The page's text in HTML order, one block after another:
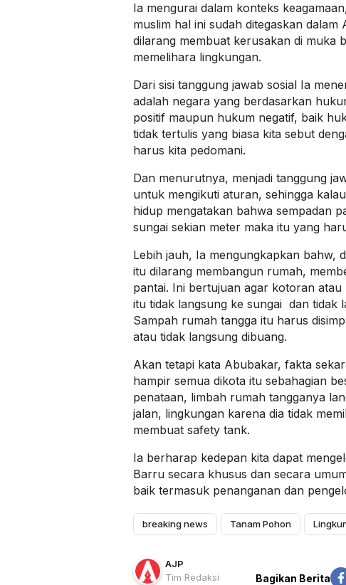
Ia mengurai dalam konteks
muslim hal ini sudah ditegaskan dalam
dilarang membuat kerusakan di muka
memelihara lingkungan.
Dari sisi tanggung jawab sosial Ia
adalah negara yang berdasarkan
positif maupun hukum negatif, baik
tidak tertulis yang biasa kita sebut
harus kita pedomani.
Dan menurutnya, menjadi tanggung
untuk mengikuti aturan, sehingga
hidup mengatakan bahwa sempadan
sungai sekian meter maka itu yang
Lebih jauh, Ia mengungkapkan bahw,
itu dilarang membangun rumah,
pantai. Ini bertujuan agar kotoran
itu tidak langsung ke sungai dan tidak
Sampah rumah tangga itu harus
atau tidak langsung dibuang.
Akan tetapi kata Abubakar, fakta
hampir semua dikota itu sebahagian
penataan, limbah rumah tangganya
jalan, lingkungan karena dia tidak
membuat safety tank.
Ia berharap kedepan kita dapat
Barru secara khusus dan secara
baik termasuk penanganan dan
breaking news Tanam Pohon
AJP
Tim Redaksi
Bagikan Berita